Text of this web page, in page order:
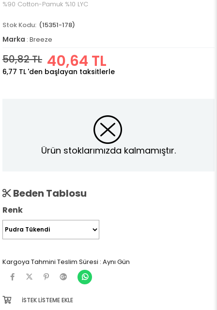
%90 Cotton-Pamuk %10 LYC
(15351-178)
Marka : Breeze
50,82 TL 40,64 TL
6,77 TL 'den başlayan taksitlerle
Ürün stoklarımızda kalmamıştır.
Beden Tablosu
Renk
Kargoya Tahmini Teslim Süresi : Aynı Gün
İSTEK LISTEME EKLE